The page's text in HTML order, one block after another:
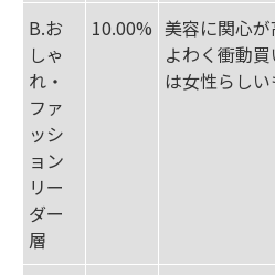
B.お
しゃ
れ・
ファ
ッシ
ョン
リー
ダー
層
10.00% 美容に関心
よわく衝動
は女性らしい